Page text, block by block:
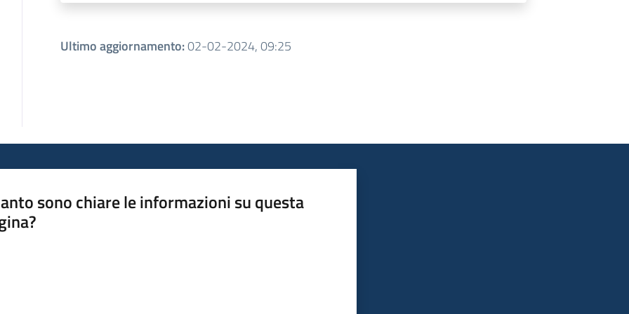
Ultimo aggiornamento:02-02-2024, 09:25
sono chiare le informazioni su questa